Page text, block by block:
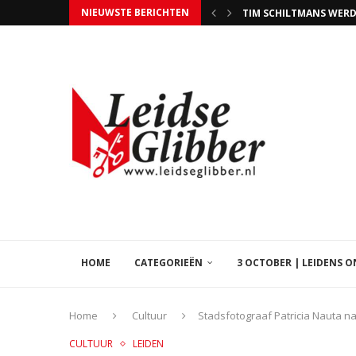
NIEUWSTE BERICHTEN
WIE NIET STEMT MAG
HOME CATEGORIEËN 3 OCTOBER | LEIDENS
Home Cultuur Stadsfotograaf Patricia Nauta
CULTUUR LEIDEN